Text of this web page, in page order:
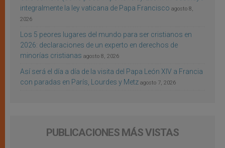
integralmente la ley vaticana de Papa Francisco agosto 8,
2026
Los 5 peores lugares del mundo para ser cristianos en
2026: declaraciones de un experto en derechos de
minorías cristianas agosto 8, 2026
Así será el día a día de la visita del Papa León XIV a Francia
con paradas en París, Lourdes y Metz agosto 7, 2026
PUBLICACIONES MÁS VISTAS